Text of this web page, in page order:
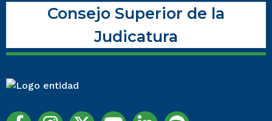
Consejo Superior de la
Judicatura